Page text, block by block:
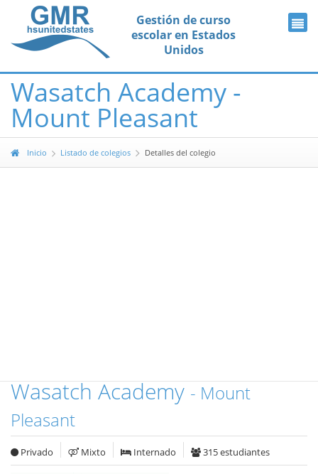
Gestión de curso
escolar en Estados
Unidos
Wasatch Academy -
Mount Pleasant
Inicio Listado de colegios Detalles del colegio
Wasatch Academy- Mount
Pleasant
Privado Mixto Internado 315 estudiantes